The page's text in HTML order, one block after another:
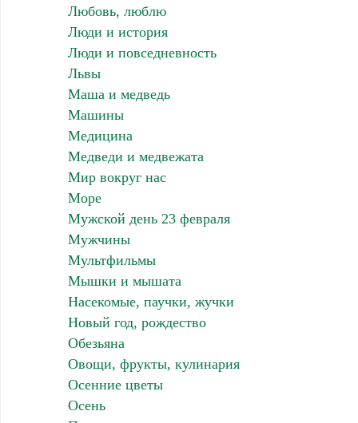
Любовь, люблю
Люди и история
Люди и повседневность
Львы
Маша и медведь
Машины
Медицина
Медведи и медвежата
Мир вокруг нас
Море
Мужской день 23 февраля
Мужчины
Мультфильмы
Мышки и мышата
Насекомые, паучки, жучки
Новый год, рождество
Обезьяна
Овощи, фрукты, кулинария
Осенние цветы
Осень